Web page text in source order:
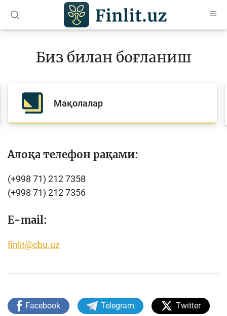
Мақолалар
Лойиҳалар
Интерактив хизматлар
Фотогалерея
Кенгайтирилган қидирув
Биз билан боғланиш
Мақолалар
Алоқа телефон рақами:
(+998 71) 212 7358
(+998 71) 212 7356
E-mail:
finlit@cbu.uz
Facebook Telegram Twitter